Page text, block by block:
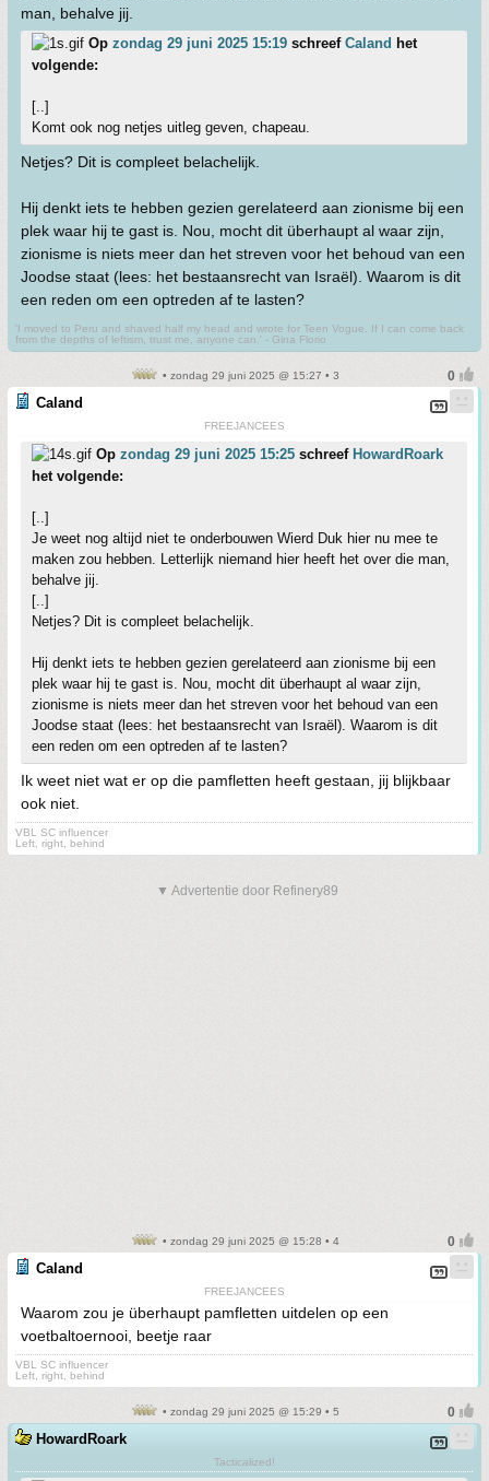
man, behalve jij.
Op zondag 29 juni 2025 15:19 schreef Caland het
volgende:
[..]
Komt ook nog netjes uitleg geven, chapeau.
Netjes? Dit is compleet belachelijk.
Hij denkt iets te hebben gezien gerelateerd aan zionisme bij een
plek waar hij te gast is. Nou, mocht dit überhaupt al waar zijn,
zionisme is niets meer dan het streven voor het behoud van een
Joodse staat (lees: het bestaansrecht van Israël). Waarom is dit
een reden om een optreden af te lasten?
'I moved to Peru and shaved half my head and wrote for Teen Vogue. If I can come back
from the depths of leftism, trust me, anyone can.' - Gina Florio
• zondag 29 juni 2025 @ 15:27 • 3
Caland
FREEJANCEES
Op zondag 29 juni 2025 15:25 schreef HowardRoark
het volgende:
[..]
Je weet nog altijd niet te onderbouwen Wierd Duk hier nu mee te
maken zou hebben. Letterlijk niemand hier heeft het over die man,
behalve jij.
[..]
Netjes? Dit is compleet belachelijk.
Hij denkt iets te hebben gezien gerelateerd aan zionisme bij een
plek waar hij te gast is. Nou, mocht dit überhaupt al waar zijn,
zionisme is niets meer dan het streven voor het behoud van een
Joodse staat (lees: het bestaansrecht van Israël). Waarom is dit
een reden om een optreden af te lasten?
Ik weet niet wat er op die pamfletten heeft gestaan, jij blijkbaar
ook niet.
VBL SC influencer
Left, right, behind
▼ Advertentie door Refinery89
• zondag 29 juni 2025 @ 15:28 • 4
Caland
FREEJANCEES
Waarom zou je überhaupt pamfletten uitdelen op een
voetbaltoernooi, beetje raar
VBL SC influencer
Left, right, behind
• zondag 29 juni 2025 @ 15:29 • 5
HowardRoark
Tacticalized!